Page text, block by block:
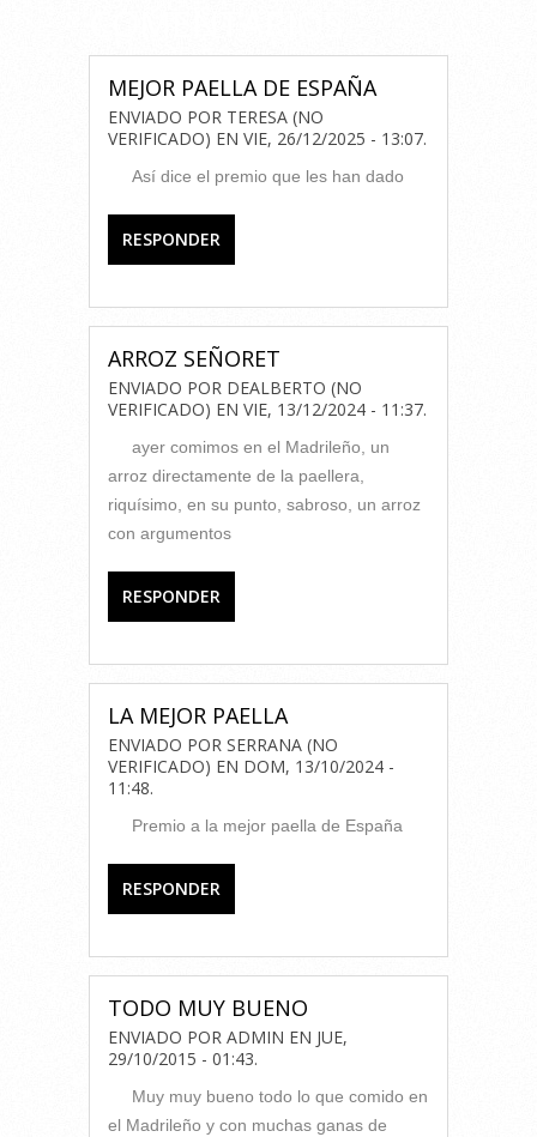
MEJOR PAELLA DE ESPAÑA
ENVIADO POR TERESA (NO
VERIFICADO) EN VIE, 26/12/2025 - 13:07.
Así dice el premio que les han dado
RESPONDER
ARROZ SEÑORET
ENVIADO POR DEALBERTO (NO
VERIFICADO) EN VIE, 13/12/2024 - 11:37.
ayer comimos en el Madrileño, un
arroz directamente de la paellera,
riquísimo, en su punto, sabroso, un arroz
con argumentos
RESPONDER
LA MEJOR PAELLA
ENVIADO POR SERRANA (NO
VERIFICADO) EN DOM, 13/10/2024 -
11:48.
Premio a la mejor paella de España
RESPONDER
TODO MUY BUENO
ENVIADO POR ADMIN EN JUE,
29/10/2015 - 01:43.
Muy muy bueno todo lo que comido en
el Madrileño y con muchas ganas de